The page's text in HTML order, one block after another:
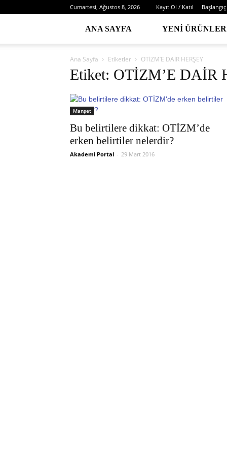
Cumartesi, Ağustos 8, 2026 Kayıt Ol / Katıl Başlangıç
ANA SAYFA YENI ÜRÜNLER
Ana Sayfa Etiketler OTİZM’E DAİR HERŞEY
Etiket: OTİZM’E DAİR
Manşet
Bu belirtilere dikkat: OTİZM’de
erken belirtiler nelerdir?
Akademi Portal - 29 Mart 2016